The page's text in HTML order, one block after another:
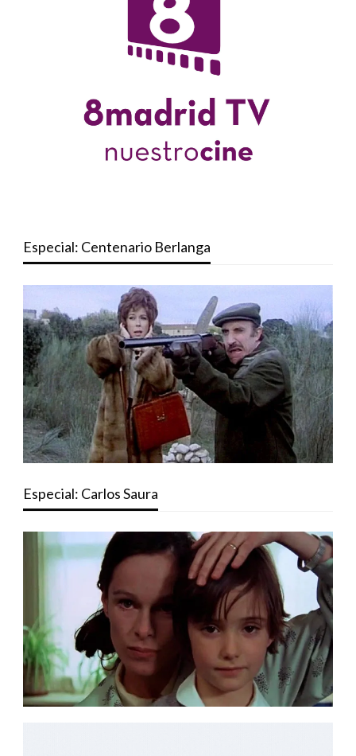
Especial: Centenario Berlanga
Especial: Carlos Saura